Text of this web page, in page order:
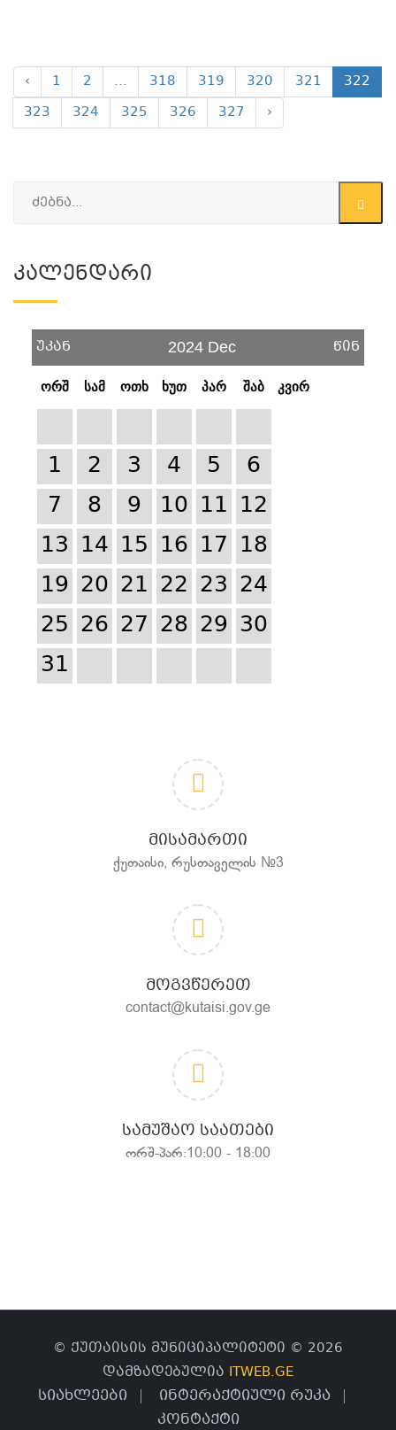
‹ 1 2 ... 318 319 320 321
322
323
324 325 326 327 ›
Კალენდარი
უკან 2024 Dec წინ
ორშ სამ ოთხ ხუთ პარ შაბ კვირ
1 2 3 4 5
6
7
8 9 10 11 12
13 14 15 16 17 18
19 20 21 22 23 24
25 26 27 28 29 30
31
ᲛᲘᲡᲐᲛᲐᲠᲗᲘ
ქუთაისი, რუსთაველის №3
ᲛᲝᲒᲕᲬᲔᲠᲔᲗ
contact@kutaisi.gov.ge
ᲡᲐᲛᲣᲨᲐᲝ ᲡᲐᲐᲗᲔᲑᲘ
ორშ-პარ:10:00 - 18:00
© ქუთაისის მუნიციპალიტეტი © 2026
დამზადებულია ITWEB.GE
სიახლეები
ინტერაქტიული რუკა
კონტაქტი